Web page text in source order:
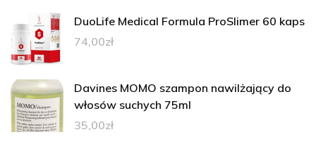
DuoLife Medical Formula ProSlimer 60 kaps
74,00zł
Davines MOMO szampon nawilżający do
włosów suchych 75ml
35,00zł